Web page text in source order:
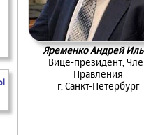
Яременко Андрей
Вице-президент,
Правления
г. Санкт-Петербург